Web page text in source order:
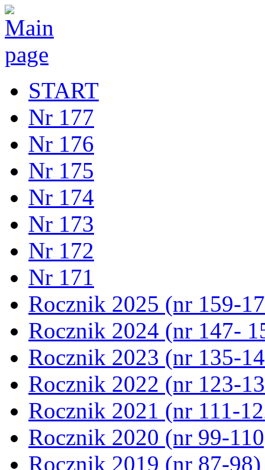
START
Nr 177
Nr 176
Nr 175
Nr 174
Nr 173
Nr 172
Nr 171
Rocznik 2025 (nr 159-
Rocznik 2024 (nr 147-
Rocznik 2023 (nr 135-
Rocznik 2022 (nr 123-
Rocznik 2021 (nr 111-
Rocznik 2020 (nr 99-
Rocznik 2019 (nr 87-98)